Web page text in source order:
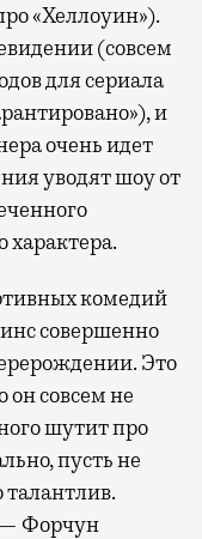
«Хеллоуин»).
(совсем
для сериала
и
очень идет
уводят шоу от
характера.
комедий
совершенно
Это
он совсем не
шутит про
пусть не
талантлив.
Форчун